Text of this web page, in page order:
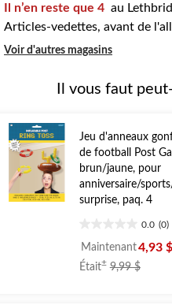
Il n’en reste que 4 au
Articles-vedettes, avant de
Voir d'autres magasins
Il vous faut
Jeu d'anneaux
de football Post
brun/jaune, pour
anniversaire/
surprise, paq. 4
0.0 (0)
étoile(s)
sur
Maintenant4,93 $
Était± 9,99 $prix